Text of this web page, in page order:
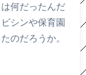
何だったんだ
シンや保育園
のだろうか。